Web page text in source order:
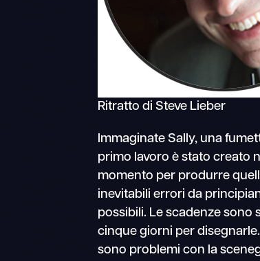
Ritratto di Steve Lieber
Immaginate Sally, una
primo lavoro è stato creato
momento per produrre
inevitabili errori da
possibili. Le scadenze sono
cinque giorni per
sono problemi con la